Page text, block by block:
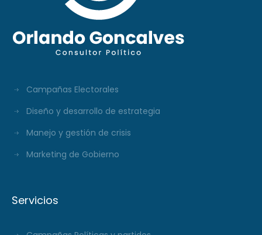
Campañas Electorales
Diseño y desarrollo de estrategia
Manejo y gestión de crisis
Marketing de Gobierno
Servicios